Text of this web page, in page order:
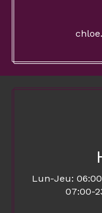
Lun-Jeu:
07:00-